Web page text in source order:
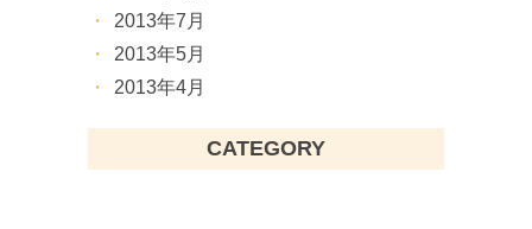
2013年7月
2013年5月
2013年4月
CATEGORY